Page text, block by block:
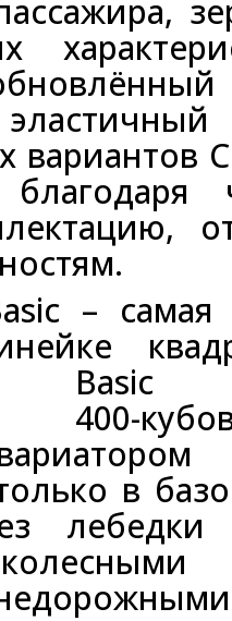
вариантов
–
Basic
400-
в
лебедки